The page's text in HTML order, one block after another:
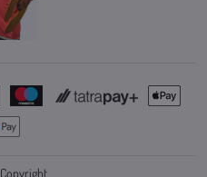
Copyright